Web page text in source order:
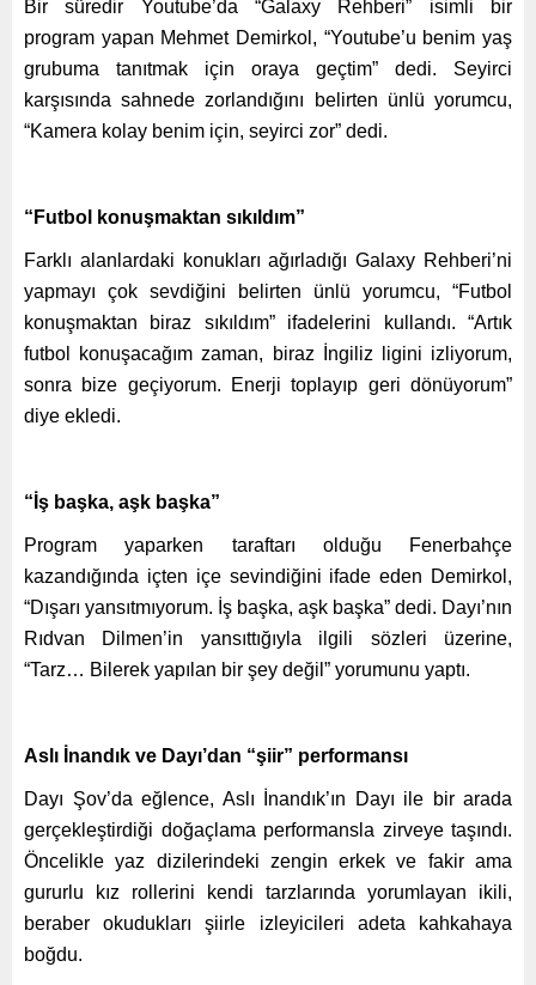
Bir süredir Youtube’da “Galaxy Rehberi” isimli bir
program yapan Mehmet Demirkol, “Youtube’u benim yaş
grubuma tanıtmak için oraya geçtim” dedi. Seyirci
karşısında sahnede zorlandığını belirten ünlü yorumcu,
“Kamera kolay benim için, seyirci zor” dedi.
“Futbol konuşmaktan sıkıldım”
Farklı alanlardaki konukları ağırladığı Galaxy Rehberi’ni
yapmayı çok sevdiğini belirten ünlü yorumcu, “Futbol
konuşmaktan biraz sıkıldım” ifadelerini kullandı. “Artık
futbol konuşacağım zaman, biraz İngiliz ligini izliyorum,
sonra bize geçiyorum. Enerji toplayıp geri dönüyorum”
diye ekledi.
“İş başka, aşk başka”
Program yaparken taraftarı olduğu Fenerbahçe
kazandığında içten içe sevindiğini ifade eden Demirkol,
“Dışarı yansıtmıyorum. İş başka, aşk başka” dedi. Dayı’nın
Rıdvan Dilmen’in yansıttığıyla ilgili sözleri üzerine,
“Tarz… Bilerek yapılan bir şey değil” yorumunu yaptı.
Aslı İnandık ve Dayı’dan “şiir” performansı
Dayı Şov’da eğlence, Aslı İnandık’ın Dayı ile bir arada
gerçekleştirdiği doğaçlama performansla zirveye taşındı.
Öncelikle yaz dizilerindeki zengin erkek ve fakir ama
gururlu kız rollerini kendi tarzlarında yorumlayan ikili,
beraber okudukları şiirle izleyicileri adeta kahkahaya
boğdu.